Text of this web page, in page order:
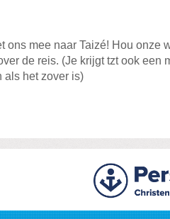
ons mee naar Taizé! Hou onze
de reis. (Je krijgt tzt ook een
als het zover is)